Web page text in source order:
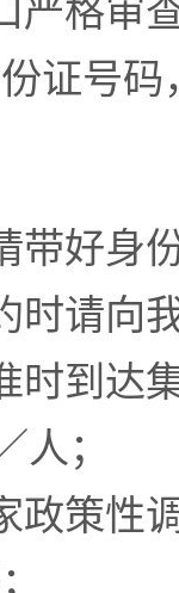
严格审
证号
带好身
时请向
时到达
人；
政策性